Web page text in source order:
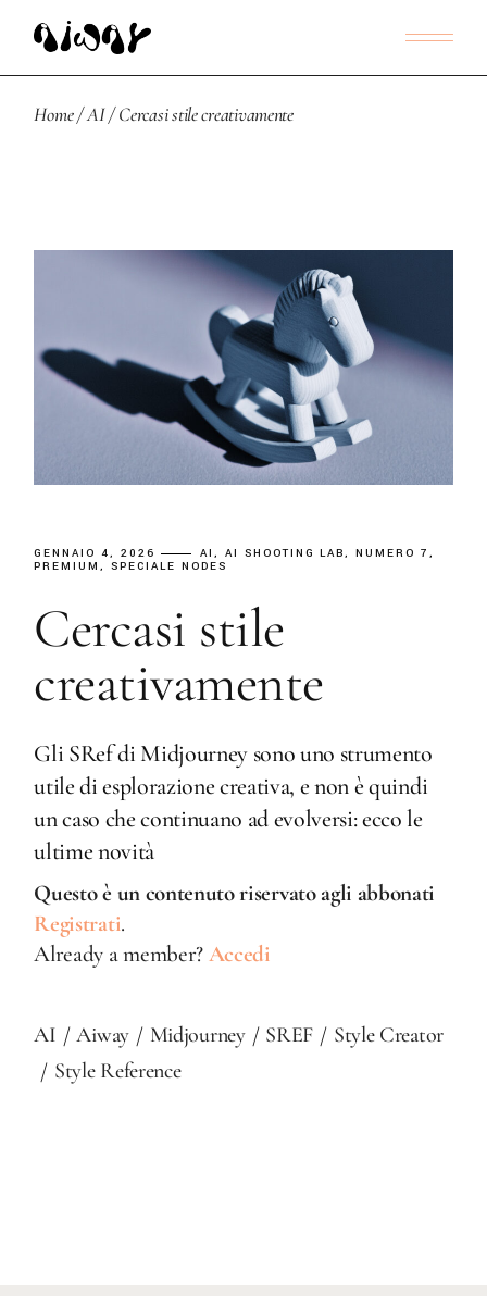
Home AI Cercasi stile creativamente
GENNAIO 4, 2026 AI AI SHOOTING LAB
NUMERO 7
PREMIUM
SPECIALE NODES
Cercasi stile
creativamente
Gli SRef di Midjourney sono uno strumento
utile di esplorazione creativa, e non è quindi
un caso che continuano ad evolversi: ecco le
ultime novità
Questo è un contenuto riservato agli abbonati
Registrati.
Already a member? Accedi
AI Aiway Midjourney SREF
Style Creator
Style Reference